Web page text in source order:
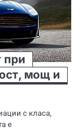
при
мощ и
с класа,
е